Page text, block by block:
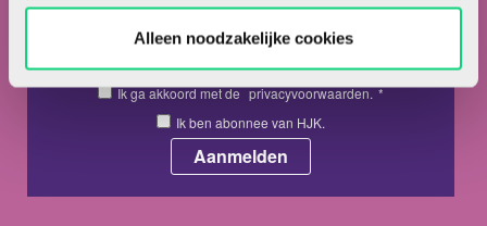
Alleen noodzakelijke cookies
Ik ga akkoord met de privacyvoorwaarden. *
Ik ben abonnee van HJK.